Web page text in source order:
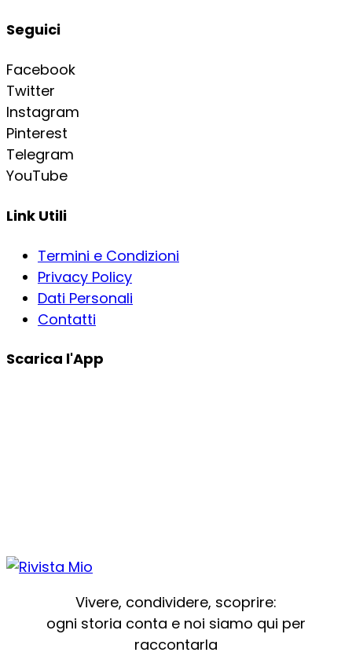
Seguici
Facebook
Twitter
Instagram
Pinterest
Telegram
YouTube
Link Utili
Termini e Condizioni
Privacy Policy
Dati Personali
Contatti
Scarica l'App
Vivere, condividere, scoprire:
ogni storia conta e noi siamo qui per
raccontarla